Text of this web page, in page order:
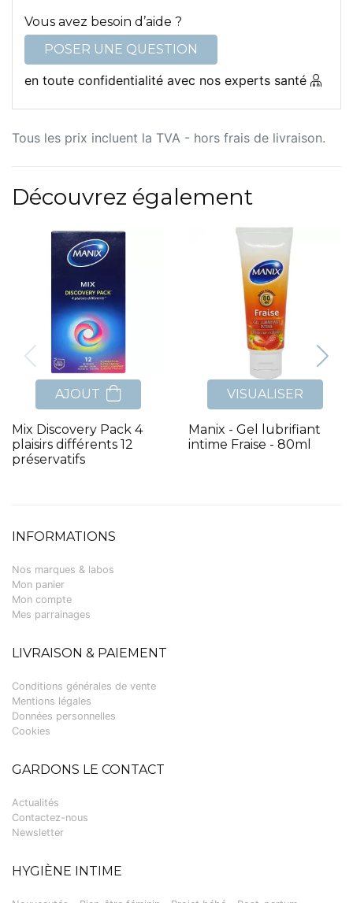
Vous avez besoin d’aide ?
POSER UNE QUESTION
en toute confidentialité avec nos experts santé
Tous les prix incluent la TVA - hors frais de livraison.
Découvrez également
AJOUT
Mix Discovery Pack 4
plaisirs différents 12
préservatifs
VISUALISER
Manix - Gel lubrifiant
intime Fraise - 80ml
INFORMATIONS
Nos marques & labos
Mon panier
Mon compte
Mes parrainages
LIVRAISON & PAIEMENT
Conditions générales de vente
Mentions légales
Données personnelles
Cookies
GARDONS LE CONTACT
Actualités
Contactez-nous
Newsletter
HYGIÈNE INTIME